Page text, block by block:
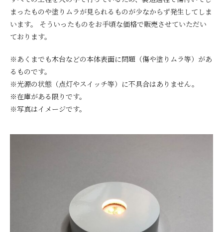
オプション機能から探す
まったものや塗りムラが見られるものが少なからず発生してしま
います。 そういったものをお手頃な価格で販売させていただい
ております。
※あくまでも木台などの本体表面に問題（傷や塗りムラ等）があ
るものです。
※光源の状態（点灯やスイッチ等）に不具合はありません。
※在庫がある限りです。
※写真はイメージです。